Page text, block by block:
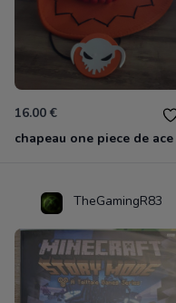
16.00 €
chapeau one piece de ace
TheGamingR83